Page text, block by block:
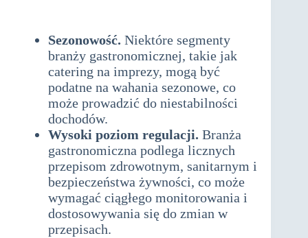
Sezonowość. Niektóre segmenty
branży gastronomicznej, takie jak
catering na imprezy, mogą być
podatne na wahania sezonowe, co
może prowadzić do niestabilności
dochodów.
Wysoki poziom regulacji. Branża
gastronomiczna podlega licznych
przepisom zdrowotnym, sanitarnym i
bezpieczeństwa żywności, co może
wymagać ciągłego monitorowania i
dostosowywania się do zmian w
przepisach.